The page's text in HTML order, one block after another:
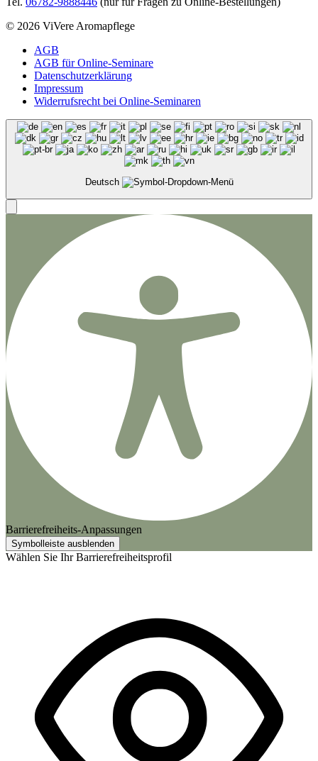
© 2026 ViVere Aromapflege
AGB
AGB für Online-Seminare
Datenschutzerklärung
Impressum
Widerrufsrecht bei Online-Seminaren
Deutsch
Barrierefreiheits-Anpassungen
Symbolleiste ausblenden
Wählen Sie Ihr Barrierefreiheitsprofil